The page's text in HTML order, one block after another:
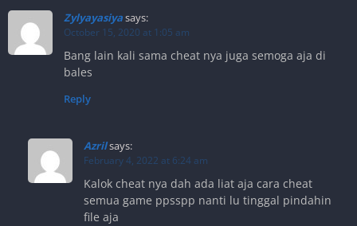
Zylyayasiyasays:
October 15, 2020 at 1:05 am
Bang lain kali sama cheat nya juga semoga aja di
bales
Reply
Azrilsays:
February 4, 2022 at 6:24 am
Kalok cheat nya dah ada liat aja cara cheat
semua game ppsspp nanti lu tinggal pindahin
file aja